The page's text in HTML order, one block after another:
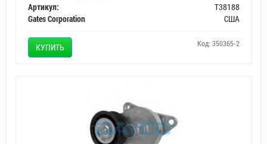
Артикул:
T38188
Gates Corporation
США
КУПИТЬ Код: 350365-2